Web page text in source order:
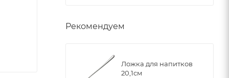
Рекомендуем
Ложка для напитков
20,1см